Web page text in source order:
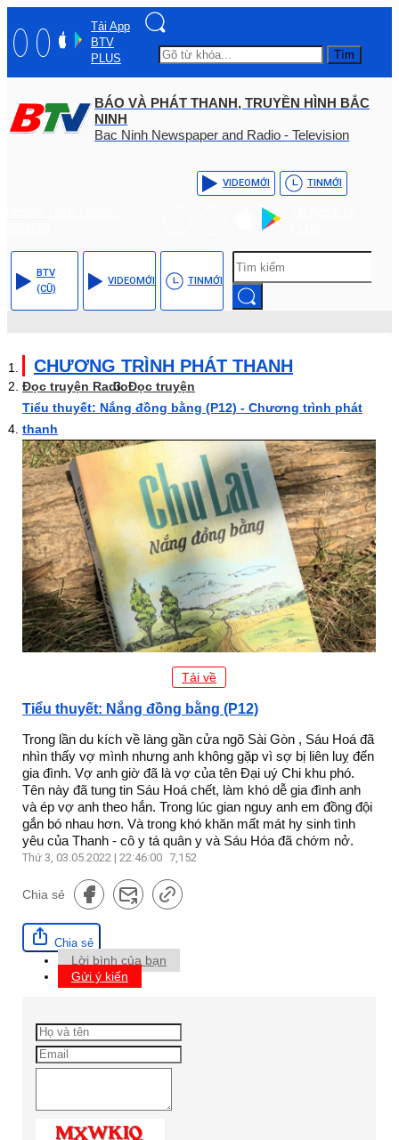
Tải App
BTV
PLUS
Tìm
BÁO VÀ PHÁT THANH, TRUYỀN HÌNH BẮC
NINH
Bac Ninh Newspaper and Radio - Television
VIDEOMỚI TINMỚI
BTV
(CŨ)
VIDEOMỚI TINMỚI
CHƯƠNG TRÌNH PHÁT THANH
Đọc truyện RadioĐọc truyện
Tiểu thuyết: Nắng đồng bằng (P12) - Chương trình phát
thanh
Tải về
Tiểu thuyết: Nắng đồng bằng (P12)
Trong lần du kích về làng gần cửa ngõ Sài Gòn , Sáu Hoá đã
nhìn thấy vợ mình nhưng anh không gặp vì sợ bị liên luỵ đến
gia đình. Vợ anh giờ đã là vợ của tên Đại uý Chi khu phó.
Tên này đã tung tin Sáu Hoá chết, làm khó dễ gia đình anh
và ép vợ anh theo hắn. Trong lúc gian nguy anh em đồng đội
gắn bó nhau hơn. Và trong khó khăn mất mát hy sinh tình
yêu của Thanh - cô y tá quân y và Sáu Hóa đã chớm nở.
Thứ 3, 03.05.2022 | 22:46:00 7,152
Chia sẻ
Chia sẻ
Lời bình của bạn
Gửi ý kiến